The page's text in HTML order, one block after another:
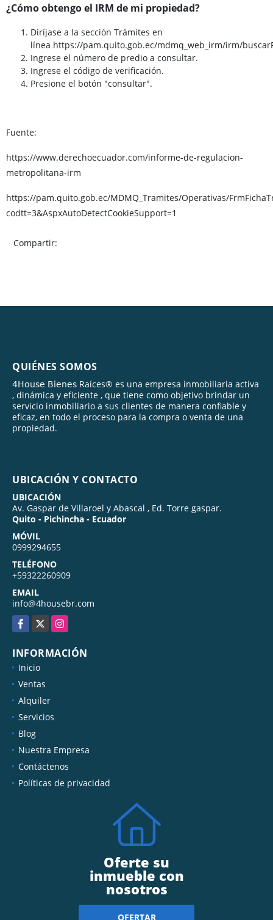
¿Cómo obtengo el IRM de mi propiedad?
Diríjase a la sección Trámites en
línea https://pam.quito.gob.ec/mdmq_web_irm/irm/
Ingrese el número de predio a consultar.
Ingrese el código de verificación.
Presione el botón "consultar".
Fuente:
https://www.derechoecuador.com/informe-de-regulacion-
metropolitana-irm
https://pam.quito.gob.ec/MDMQ_Tramites/Operativas/
codtt=3&AspxAutoDetectCookieSupport=1
Compartir:
QUIÉNES SOMOS
𝟦𝖧𝗈𝗎𝗌𝖾 𝖡𝗂𝖾𝗇𝖾𝗌 Raíces® es una empresa inmobiliaria activa
, dinámica y eficiente , que tiene como objetivo brindar un
servicio inmobiliario a sus clientes de manera confiable y
eficaz, en todo el proceso para la compra o venta de una
propiedad.
UBICACIÓN Y CONTACTO
UBICACIÓN
Av. Gaspar de Villaroel y Abascal , Ed. Torre gaspar.
Quito - Pichincha - Ecuador
MÓVIL
0999294655
TELÉFONO
+59322260909
EMAIL
info@4housebr.com
Facebook
X Instagram
INFORMACIÓN
Inicio
Ventas
Alquiler
Servicios
Blog
Nuestra Empresa
Contáctenos
Políticas de privacidad
Oferte su
inmueble con
nosotros
OFERTAR